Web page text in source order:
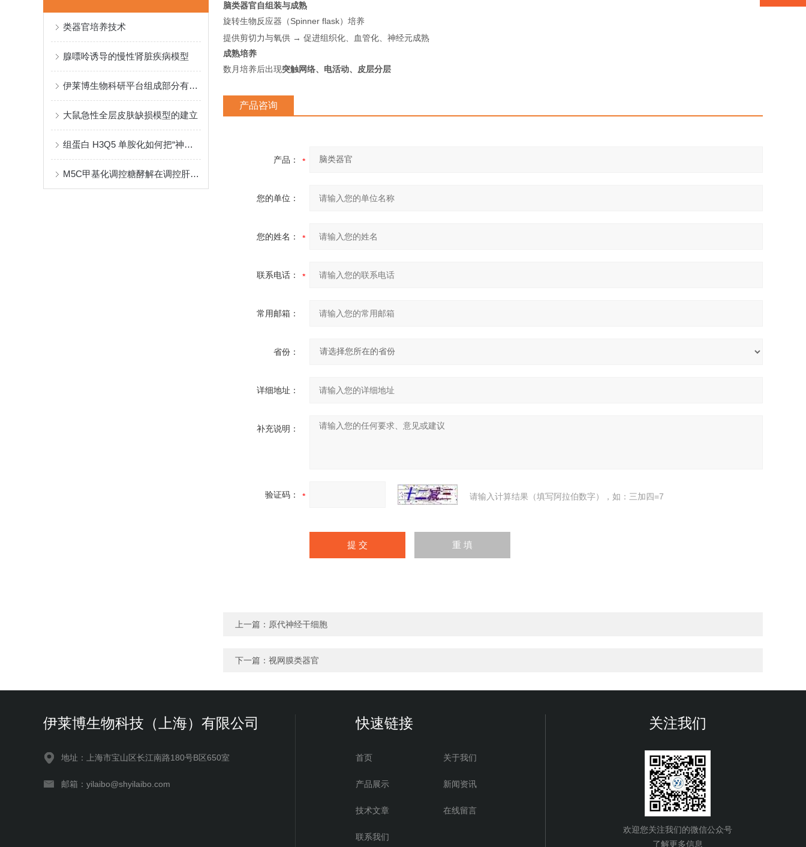
类器官培养技术
腺嘌呤诱导的慢性肾脏疾病模型
伊莱博生物科研平台组成部分有哪些？
大鼠急性全层皮肤缺损模型的建立
组蛋白 H3Q5 单胺化如何把“神经递质波动”转译为“染色质节律”
M5C甲基化调控糖酵解在调控肝癌进展中的新机制
脑类器官自组装与成熟
旋转生物反应器（Spinner flask）培养
提供剪切力与氧供 → 促进组织化、血管化、神经元成熟
成熟培养
数月培养后出现突触网络、电活动、皮层分层
产品咨询
产品：
您的单位：
您的姓名：
联系电话：
常用邮箱：
省份：
详细地址：
补充说明：
验证码： 请输入计算结果（填写阿拉伯数字），如：三加四=7
上一篇： 原代神经干细胞
下一篇： 视网膜类器官
伊莱博生物科技（上海）有限公司
地址：上海市宝山区长江南路180号B区650室
邮箱：yilaibo@shyilaibo.com
快速链接
首页 关于我们
产品展示 新闻资讯
技术文章 在线留言
联系我们
关注我们
欢迎您关注我们的微信公众号
了解更多信息